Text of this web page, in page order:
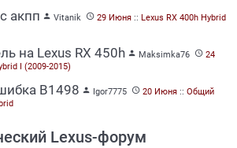
акпп  Vitanik  29 Июня :: Lexus RX 400h Hybrid
на Lexus RX 450h  Maksimka76  24
I (2009-2015)
В1498  Igor7775  20 Июня :: Общий
Lexus-форум